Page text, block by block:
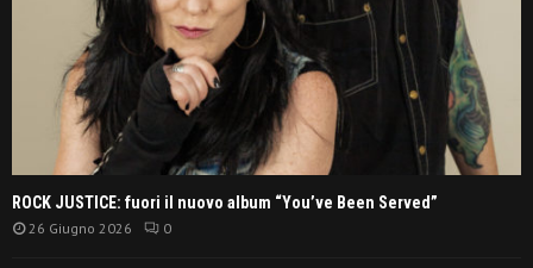
ROCK JUSTICE: fuori il nuovo album “You’ve Been Served”
26 Giugno 2026 0